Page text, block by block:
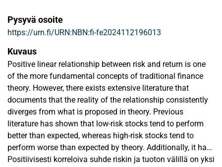
Pysyvä osoite
https://urn.fi/URN:NBN:fi-fe2024112196013
Kuvaus
Positive linear relationship between risk and return is one
of the more fundamental concepts of traditional finance
theory. However, there exists extensive literature that
documents that the reality of the relationship consistently
diverges from what is proposed in theory. Previous
literature has shown that low-risk stocks tend to perform
better than expected, whereas high-risk stocks tend to
perform worse than expected by theory. Additionally, it has
been consistently shown that in risk-adjusted terms, low-
Positiivisesti korreloiva suhde riskin ja tuoton välillä on yksi